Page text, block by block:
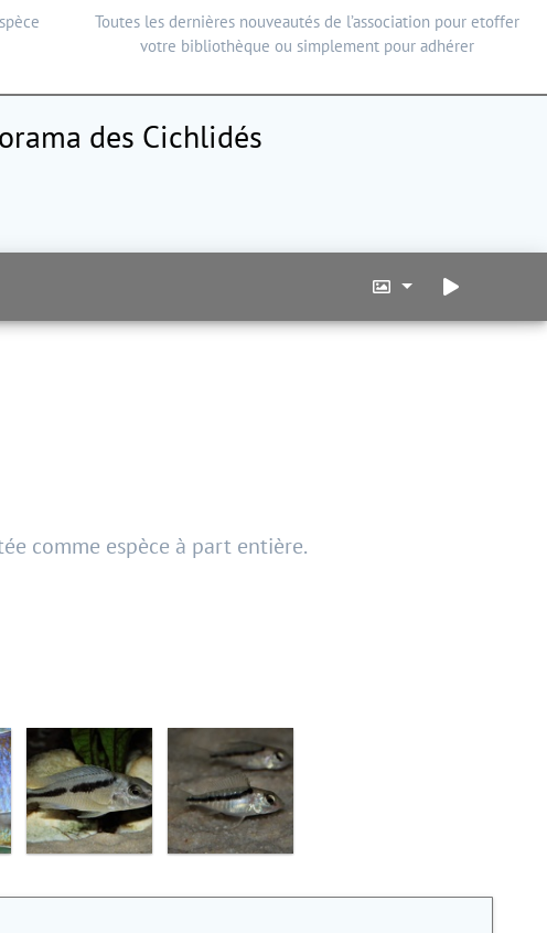
Toutes les dernières nouveautés de l’association pour etoffer
votre bibliothèque ou simplement pour adhérer
des Cichlidés
comme espèce à part entière.